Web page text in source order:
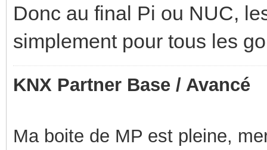
Donc au final Pi ou NUC,
simplement pour tous les
KNX Partner Base / Avancé
Ma boite de MP est pleine,